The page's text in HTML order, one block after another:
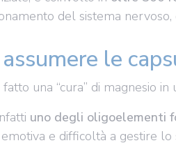
del sistema
le
una “cura” di magnesio
uno degli oligoelementi
e difficoltà a gestire lo